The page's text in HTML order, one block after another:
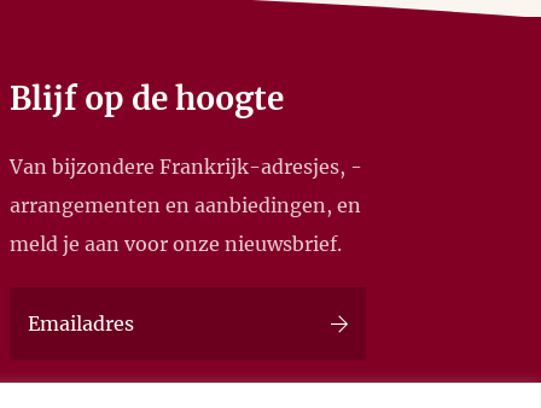
Blijf op de hoogte
Van bijzondere Frankrijk-adresjes, -
arrangementen en aanbiedingen, en
meld je aan voor onze nieuwsbrief.